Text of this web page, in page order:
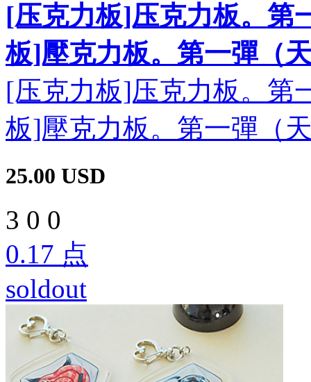
[压克力板]压克力板。第
板]壓克力板。第一彈（
[压克力板]压克力板。第
板]壓克力板。第一彈（
25.00 USD
3 0 0
0.17 点
soldout